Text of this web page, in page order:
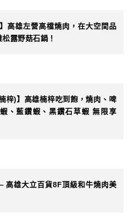
高雄左營高檔燒肉，在大空間品
露野菇石鍋！
梓)】高雄楠梓吃到飽，燒肉、啤
、藍鑽蝦、黑鑽石草蝦 無限享
高雄大立百貨8F頂級和牛燒肉美